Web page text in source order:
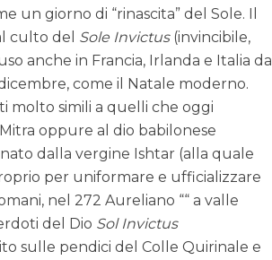
giorno di “rinascita” del Sole. Il
culto del Sole Invictus(invincibile,
anche in Francia, Irlanda e Italia da
come il Natale moderno.
molto simili a quelli che oggi
oppure al dio babilonese
dalla vergine Ishtar (alla quale
per uniformare e ufficializzare
nel 272 Aureliano ““ a valle
del Dio Sol Invictus
sulle pendici del Colle Quirinale e